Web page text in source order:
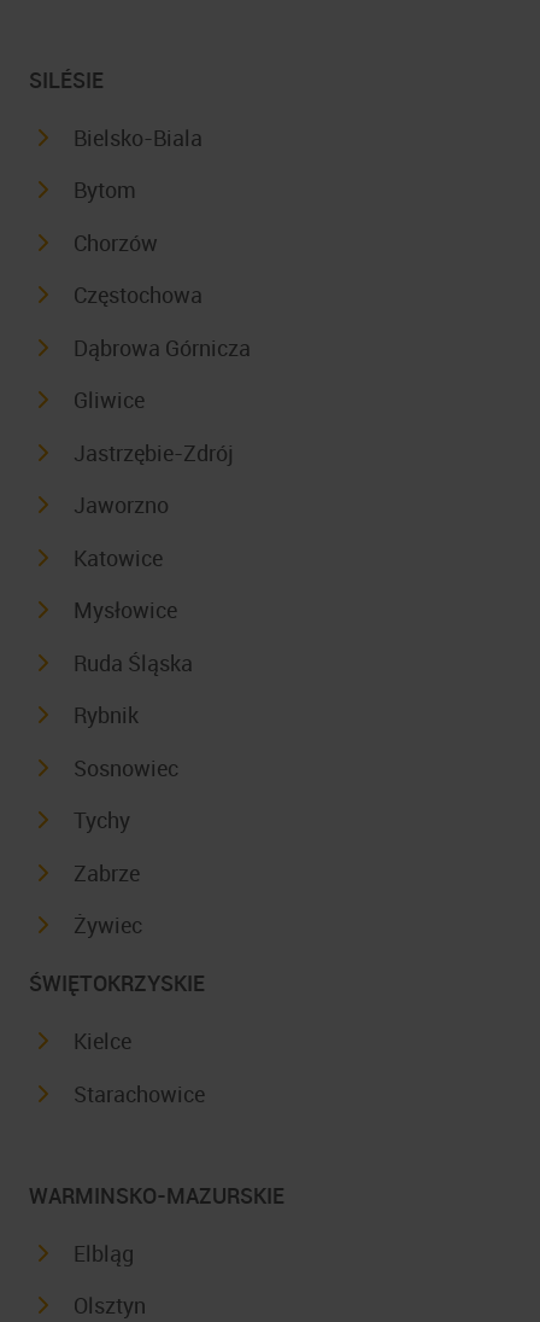
SILÉSIE
Bielsko-Biala
Bytom
Chorzów
Częstochowa
Dąbrowa Górnicza
Gliwice
Jastrzębie-Zdrój
Jaworzno
Katowice
Mysłowice
Ruda Śląska
Rybnik
Sosnowiec
Tychy
Zabrze
Żywiec
ŚWIĘTOKRZYSKIE
Kielce
Starachowice
WARMINSKO-MAZURSKIE
Elbląg
Olsztyn